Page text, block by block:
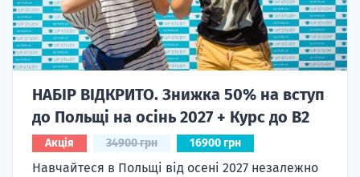
НАБІР ВІДКРИТО. Знижка 50% на вступ
до Польщі на осінь 2027 + Курс до B2
Акція 34900 грн 16900 грн
Навчайтеся в Польщі від осені 2027 незалежно